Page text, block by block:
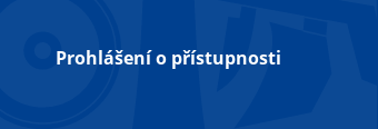
Prohlášení o přístupnosti